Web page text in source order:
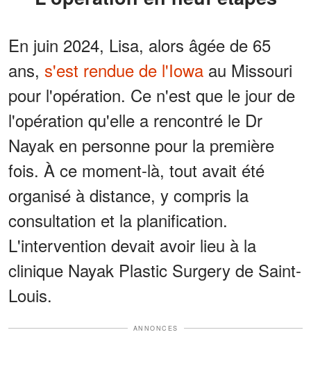
En juin 2024, Lisa, alors âgée de 65
ans, s'est rendue de l'Iowa au Missouri
pour l'opération. Ce n'est que le jour de
l'opération qu'elle a rencontré le Dr
Nayak en personne pour la première
fois. À ce moment-là, tout avait été
organisé à distance, y compris la
consultation et la planification.
L'intervention devait avoir lieu à la
clinique Nayak Plastic Surgery de Saint-
Louis.
ANNONCES